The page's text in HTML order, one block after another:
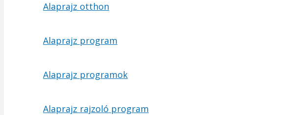
Alaprajz otthon
Alaprajz program
Alaprajz programok
Alaprajz rajzoló program